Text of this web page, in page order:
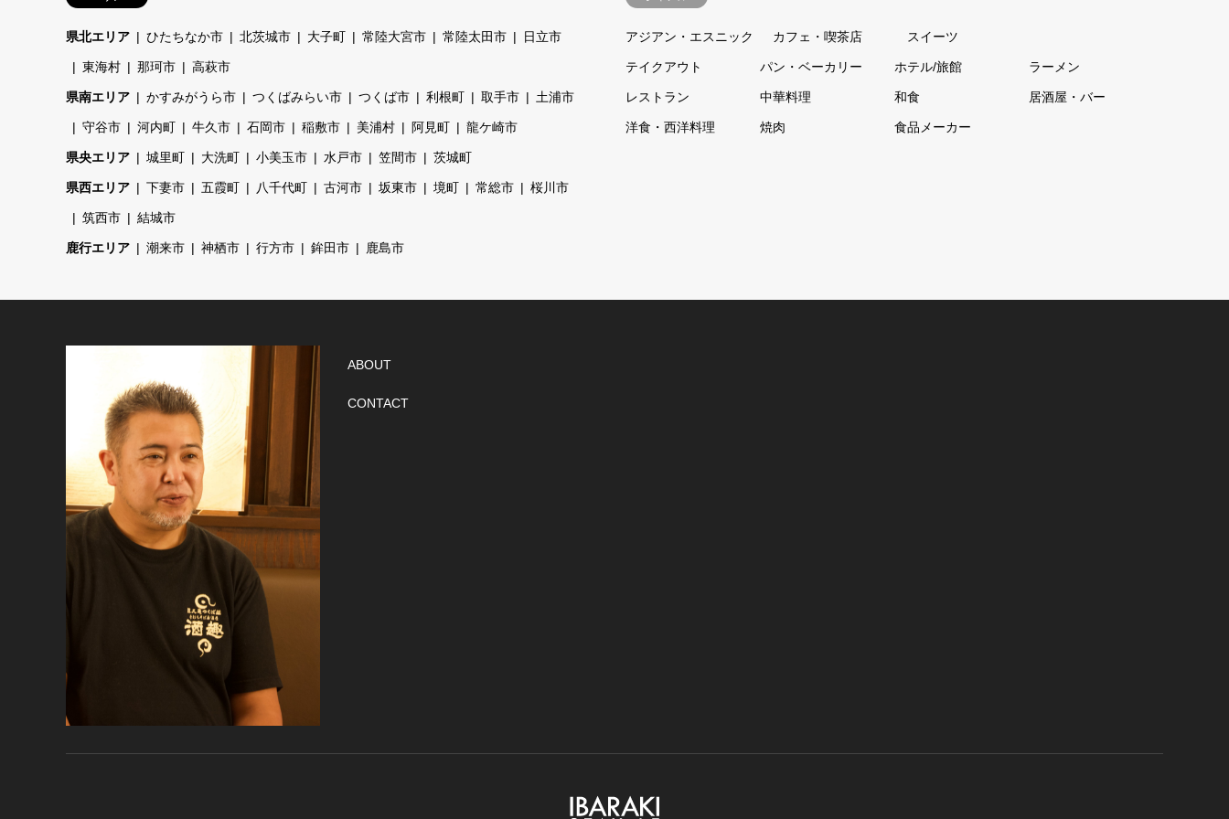
県北エリア ひたちなか市 北茨城市 大子町 常陸大宮市 常陸太田市 日立市
東海村 那珂市 高萩市
県南エリア かすみがうら市 つくばみらい市 つくば市 利根町 取手市 土浦市
守谷市 河内町 牛久市 石岡市 稲敷市 美浦村 阿見町 龍ケ崎市
県央エリア 城里町 大洗町 小美玉市 水戸市 笠間市 茨城町
県西エリア 下妻市 五霞町 八千代町 古河市 坂東市 境町 常総市 桜川市
筑西市 結城市
鹿行エリア 潮来市 神栖市 行方市 鉾田市 鹿島市
アジアン・エスニック カフェ・喫茶店 スイーツ
テイクアウト パン・ベーカリー ホテル/旅館 ラーメン
レストラン 中華料理 和食 居酒屋・バー
洋食・西洋料理 焼肉 食品メーカー
ABOUT
CONTACT